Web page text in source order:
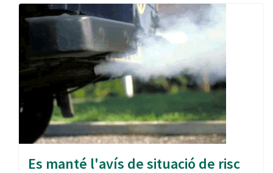
Es manté l'avís de situació de risc